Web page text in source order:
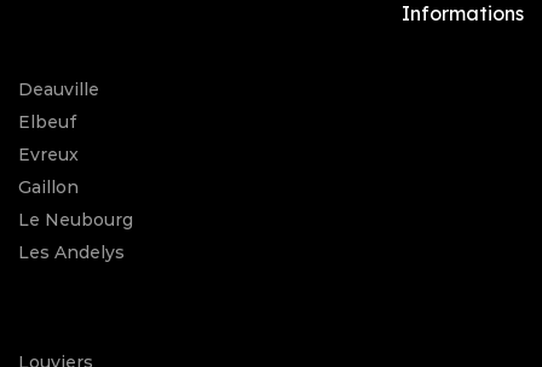
Informations
Deauville
Elbeuf
Evreux
Gaillon
Le Neubourg
Les Andelys
Louviers